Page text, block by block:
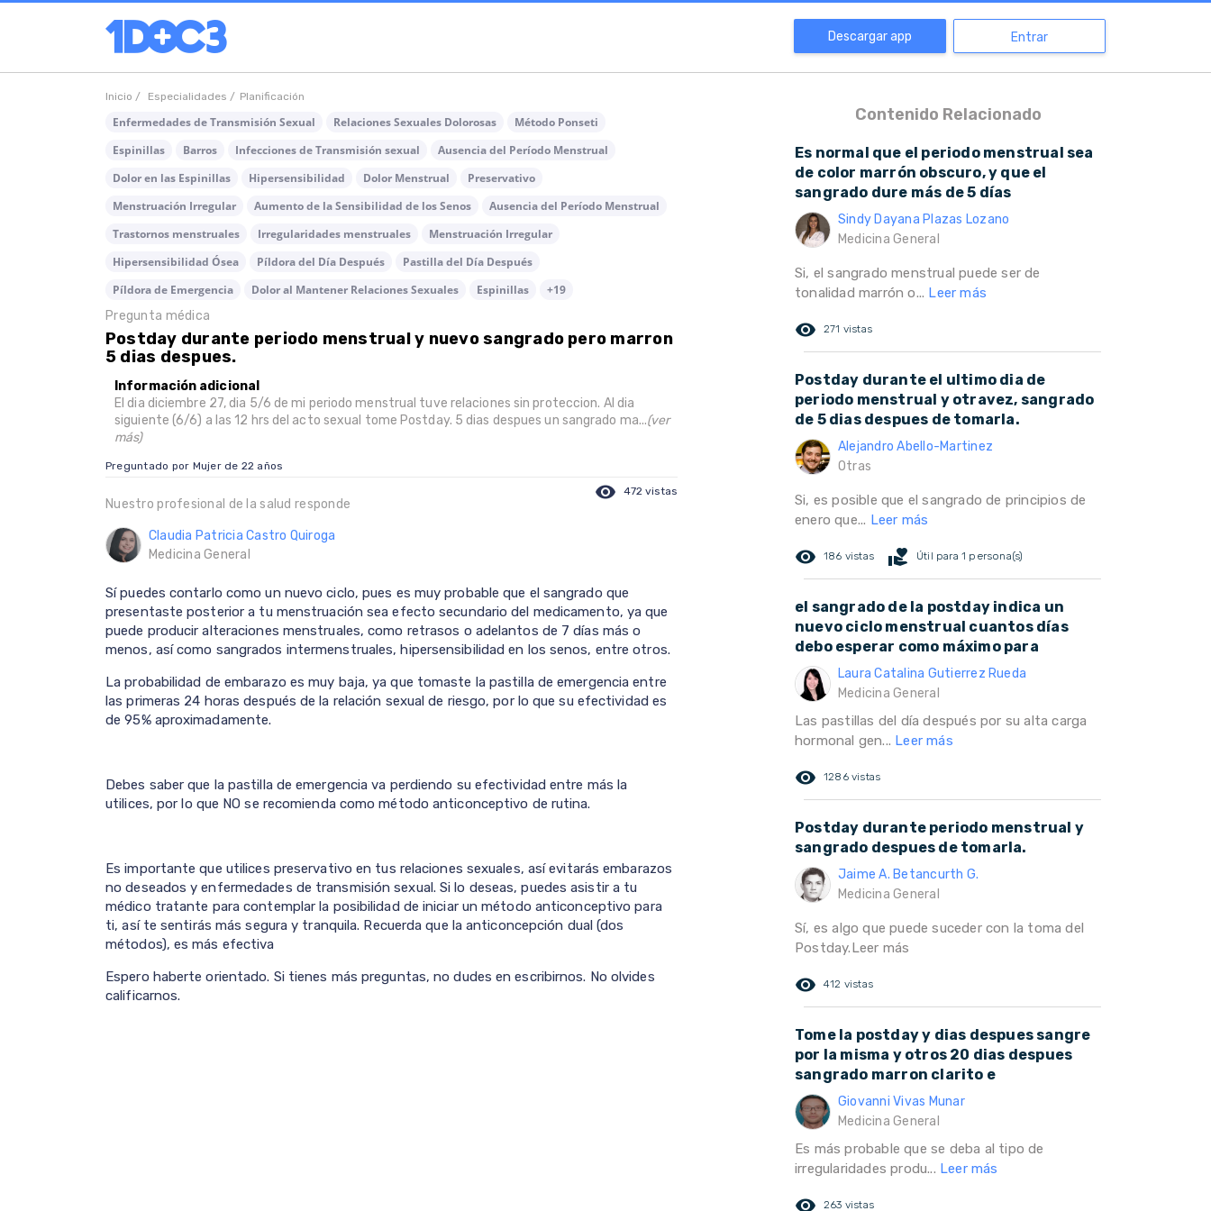
Descargar app Entrar
Inicio / Especialidades / Planificación
Enfermedades de Transmisión Sexual Relaciones Sexuales Dolorosas
Método Ponseti
Espinillas
Barros Infecciones de Transmisión sexual
Ausencia del Período Menstrual
Dolor en las Espinillas
Hipersensibilidad Dolor Menstrual
Preservativo
Menstruación Irregular
Aumento de la Sensibilidad de los Senos
Ausencia del Período Menstrual
Trastornos menstruales
Irregularidades menstruales
Menstruación Irregular
Hipersensibilidad Ósea
Píldora del Día Después
Pastilla del Día Después
Píldora de Emergencia
Dolor al Mantener Relaciones Sexuales Espinillas
+19
Pregunta médica
Postday durante periodo menstrual y nuevo sangrado pero marron
5 dias despues.
Información adicional
El dia diciembre 27, dia 5/6 de mi periodo menstrual tuve relaciones sin proteccion. Al dia
siguiente (6/6) a las 12 hrs del acto sexual tome Postday. 5 dias despues un sangrado ma...(ver
más)
Preguntado por Mujer de 22 años
visibility 472 vistas
Nuestro profesional de la salud responde
Claudia Patricia Castro Quiroga
Medicina General
Sí puedes contarlo como un nuevo ciclo, pues es muy probable que el sangrado que
presentaste posterior a tu menstruación sea efecto secundario del medicamento, ya que
puede producir alteraciones menstruales, como retrasos o adelantos de 7 días más o
menos, así como sangrados intermenstruales, hipersensibilidad en los senos, entre otros.
La probabilidad de embarazo es muy baja, ya que tomaste la pastilla de emergencia entre
las primeras 24 horas después de la relación sexual de riesgo, por lo que su efectividad es
de 95% aproximadamente.
Debes saber que la pastilla de emergencia va perdiendo su efectividad entre más la
utilices, por lo que NO se recomienda como método anticonceptivo de rutina.
Es importante que utilices preservativo en tus relaciones sexuales, así evitarás embarazos
no deseados y enfermedades de transmisión sexual. Si lo deseas, puedes asistir a tu
médico tratante para contemplar la posibilidad de iniciar un método anticonceptivo para
ti, así te sentirás más segura y tranquila. Recuerda que la anticoncepción dual (dos
métodos), es más efectiva
Espero haberte orientado. Si tienes más preguntas, no dudes en escribirnos. No olvides
calificarnos.
Contenido Relacionado
Es normal que el periodo menstrual sea
de color marrón obscuro, y que el
sangrado dure más de 5 días
Sindy Dayana Plazas Lozano
Medicina General
Si, el sangrado menstrual puede ser de
tonalidad marrón o... Leer más
remove_red_eye 271 vistas
Postday durante el ultimo dia de
periodo menstrual y otravez, sangrado
de 5 dias despues de tomarla.
Alejandro Abello-Martinez
Otras
Si, es posible que el sangrado de principios de
enero que... Leer más
remove_red_eye 186 vistas volunteer_activism Útil para 1 persona(s)
el sangrado de la postday indica un
nuevo ciclo menstrual cuantos días
debo esperar como máximo para
Laura Catalina Gutierrez Rueda
Medicina General
Las pastillas del día después por su alta carga
hormonal gen... Leer más
remove_red_eye 1286 vistas
Postday durante periodo menstrual y
sangrado despues de tomarla.
Jaime A. Betancurth G.
Medicina General
Sí, es algo que puede suceder con la toma del
Postday.Leer más
remove_red_eye 412 vistas
Tome la postday y dias despues sangre
por la misma y otros 20 dias despues
sangrado marron clarito e
Giovanni Vivas Munar
Medicina General
Es más probable que se deba al tipo de
irregularidades produ... Leer más
remove_red_eye 263 vistas